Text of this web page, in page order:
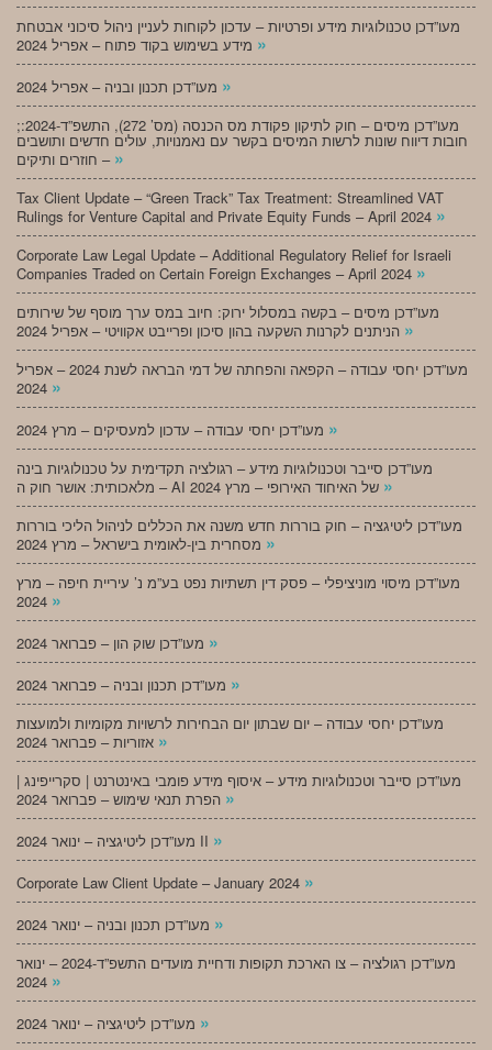
מעו”דכן טכנולוגיות מידע ופרטיות – עדכון לקוחות לעניין ניהול סיכוני אבטחת
»
»
;מעו”דכן מיסים – חוק לתיקון פקודת מס הכנסה (מס’ 272), התשפ”ד-2024:
חובות דיווח שונות לרשות המיסים בקשר עם נאמנויות, עולים חדשים ותושבים
חוזרים ותיקים – »
Tax Client Update – “Green Track” Tax Treatment: Streamlined VAT
Rulings for Venture Capital and Private Equity Funds – April 2024 »
Corporate Law Legal Update – Additional Regulatory Relief for Israeli
Companies Traded on Certain Foreign Exchanges – April 2024 »
מעו”דכן מיסים – בקשה במסלול ירוק: חיוב במס ערך מוסף של שירותים
»
מעו”דכן יחסי עבודה – הקפאה והפחתה של דמי הבראה לשנת 2024 – אפריל
»
»
מעו”דכן סייבר וטכנולוגיות מידע – רגולציה תקדימית על טכנולוגיות בינה
»
מעו”דכן ליטיגציה – חוק בוררות חדש משנה את הכללים לניהול הליכי בוררות
»
מעו”דכן מיסוי מוניציפלי – פסק דין תשתיות נפט בע”מ נ’ עיריית חיפה – מרץ
»
»
»
מעו”דכן יחסי עבודה – יום שבתון יום הבחירות לרשויות מקומיות ולמועצות
»
מעו”דכן סייבר וטכנולוגיות מידע – איסוף מידע פומבי באינטרנט | סקרייפינג |
»
מעו”דכן ליטיגציה – ינואר 2024 II »
Corporate Law Client Update – January 2024 »
»
מעו”דכן רגולציה – צו הארכת תקופות ודחיית מועדים התשפ”ד-2024 – ינואר
»
»